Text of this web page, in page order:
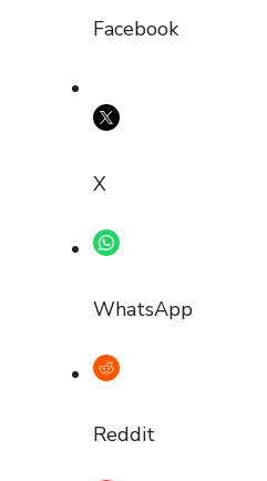
Facebook
X
WhatsApp
Reddit